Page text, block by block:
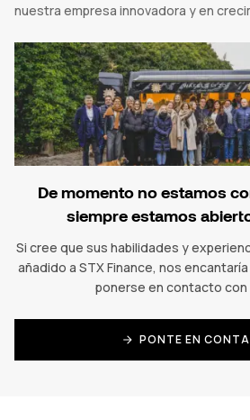
nuestra empresa innovadora y en
De momento no estamos
siempre estamos
Si cree que sus habilidades y
añadido a STX Finance, nos
ponerse en contacto
PONTE EN